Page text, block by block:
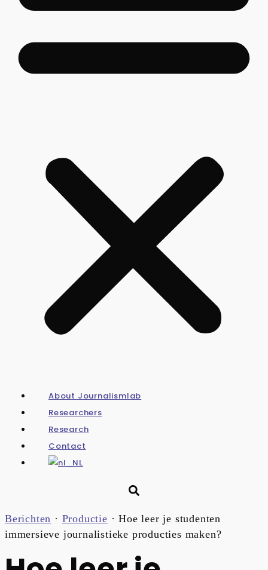
About Journalismlab
Researchers
Research
Contact
Berichten · Productie ·Hoe leer je studenten
immersieve journalistieke producties maken?